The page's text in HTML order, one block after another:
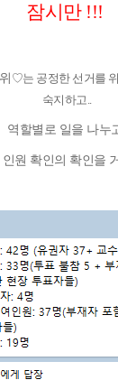
잠시만 !!!
♡는 공정한 선거를
숙지하고..
역할별로 일을 나누
인원 확인의 확인을